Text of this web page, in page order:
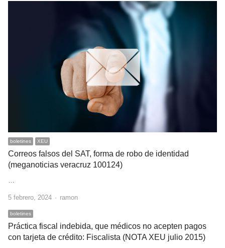
boletines XEU
Correos falsos del SAT, forma de robo de identidad
(meganoticias veracruz 100124)
…
5 febrero, 2024 Author
ramon
boletines
Práctica fiscal indebida, que médicos no acepten pagos
con tarjeta de crédito: Fiscalista (NOTA XEU julio 2015)